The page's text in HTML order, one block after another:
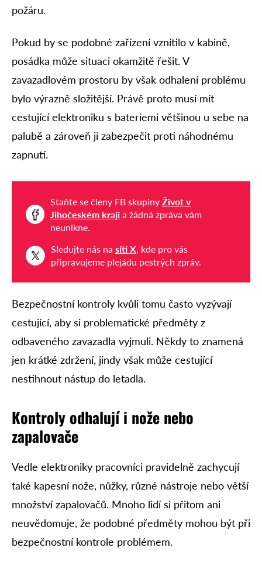
požáru.
Pokud by se podobné zařízení vznítilo v kabině,
posádka může situaci okamžitě řešit. V
zavazadlovém prostoru by však odhalení problému
bylo výrazně složitější. Právě proto musí mít
cestující elektroniku s bateriemi většinou u sebe na
palubě a zároveň ji zabezpečit proti náhodnému
zapnutí.
Staňte se členy FB skupiny Život v
Jihočeském kraji a žádná zpráva vám
neunikne.
Sledujte nás na síti X, kde pro vás
připravujeme plejádu pestrých zpráv.
Bezpečnostní kontroly kvůli tomu často vyzývají
cestující, aby si problematické předměty z
odbaveného zavazadla vyjmuli. Někdy to znamená
jen krátké zdržení, jindy však může cestující
nestihnout nástup do letadla.
Kontroly odhalují i nože nebo
zapalovače
Vedle elektroniky pracovníci pravidelně zachycují
také kapesní nože, nůžky, různé nástroje nebo větší
množství zapalovačů. Mnoho lidí si přitom ani
neuvědomuje, že podobné předměty mohou být při
bezpečnostní kontrole problémem.